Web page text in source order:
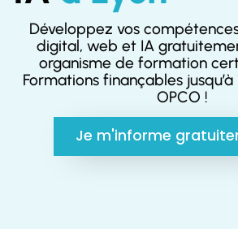
Développez vos
digital, web et IA
organisme de formation
Formations finançables
OPCO !
Je m'informe